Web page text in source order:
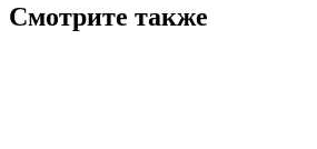
Смотрите также